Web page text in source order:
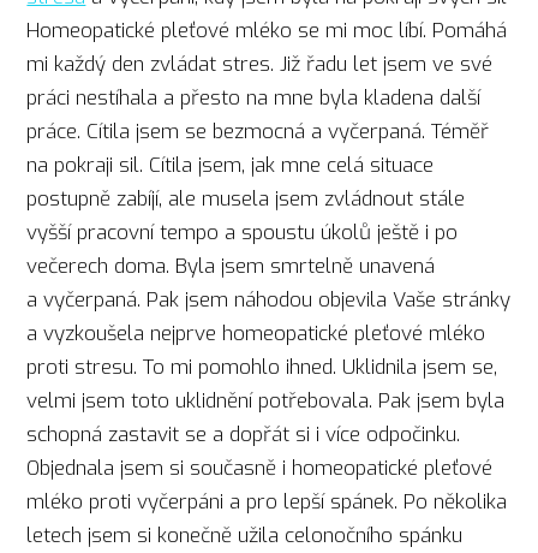
Homeopatické pleťové mléko se mi moc líbí. Pomáhá
mi každý den zvládat stres. Již řadu let jsem ve své
práci nestíhala a přesto na mne byla kladena další
práce. Cítila jsem se bezmocná a vyčerpaná. Téměř
na pokraji sil. Cítila jsem, jak mne celá situace
postupně zabíjí, ale musela jsem zvládnout stále
vyšší pracovní tempo a spoustu úkolů ještě i po
večerech doma. Byla jsem smrtelně unavená
a vyčerpaná. Pak jsem náhodou objevila Vaše stránky
a vyzkoušela nejprve homeopatické pleťové mléko
proti stresu. To mi pomohlo ihned. Uklidnila jsem se,
velmi jsem toto uklidnění potřebovala. Pak jsem byla
schopná zastavit se a dopřát si i více odpočinku.
Objednala jsem si současně i homeopatické pleťové
mléko proti vyčerpáni a pro lepší spánek. Po několika
letech jsem si konečně užila celonočního spánku